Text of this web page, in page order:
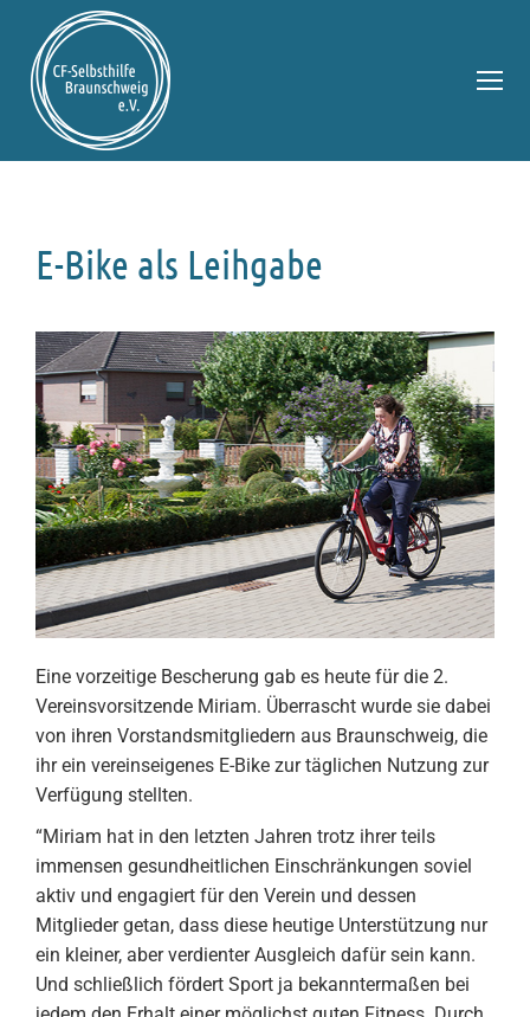
E-Bike als Leihgabe
Eine vorzeitige Bescherung gab es heute für die 2.
Vereinsvorsitzende Miriam. Überrascht wurde sie dabei
von ihren Vorstandsmitgliedern aus Braunschweig, die
ihr ein vereinseigenes E-Bike zur täglichen Nutzung zur
Verfügung stellten.
“Miriam hat in den letzten Jahren trotz ihrer teils
immensen gesundheitlichen Einschränkungen soviel
aktiv und engagiert für den Verein und dessen
Mitglieder getan, dass diese heutige Unterstützung nur
ein kleiner, aber verdienter Ausgleich dafür sein kann.
Und schließlich fördert Sport ja bekanntermaßen bei